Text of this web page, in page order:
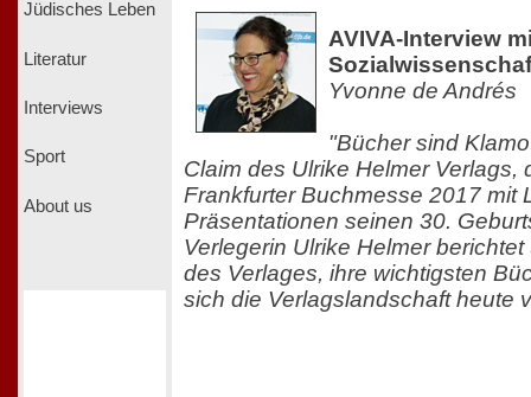
Jüdisches Leben
Literatur
Interviews
Sport
About us
AVIVA-Interview
Yvonne de Andrés
"Bücher sind
Claim des Ulrike Helmer Verlags,
Frankfurter Buchmesse 2017 mit
Präsentationen seinen 30.
Verlegerin Ulrike Helmer
des Verlages, ihre wichtigsten
sich die Verlagslandschaft heute